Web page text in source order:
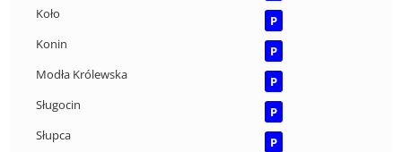
Koło
P
Konin
P
Modła Królewska
P
Sługocin
P
Słupca
P